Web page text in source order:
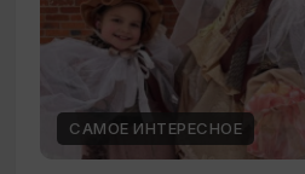
САМОЕ ИНТЕРЕСНОЕ